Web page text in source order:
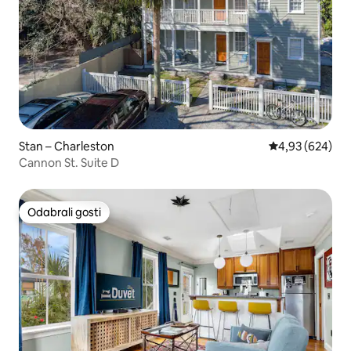
Stan – Charleston Prosječna
4,93 (624)
Cannon St. Suite D
Odabrali gosti
Odabrali gosti